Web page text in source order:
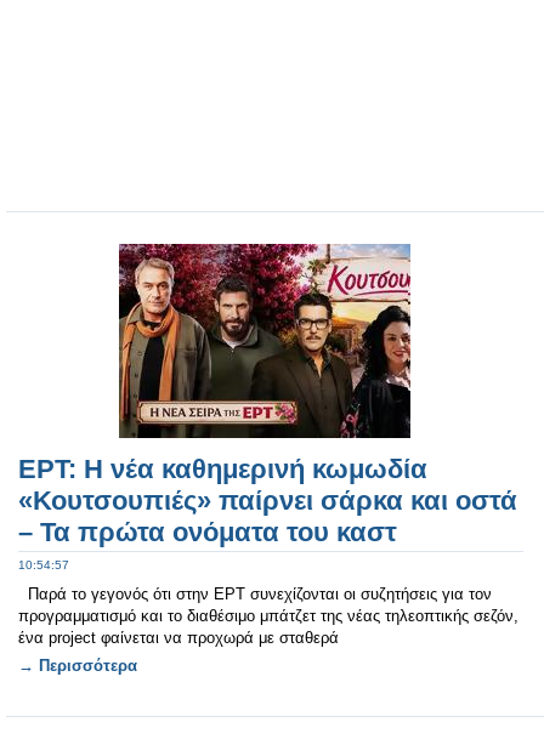
ΕΡΤ: Η νέα καθημερινή κωμωδία
«Κουτσουπιές» παίρνει σάρκα και οστά
– Τα πρώτα ονόματα του καστ
10:54:57
Παρά το γεγονός ότι στην ΕΡΤ συνεχίζονται οι συζητήσεις για τον
προγραμματισμό και το διαθέσιμο μπάτζετ της νέας τηλεοπτικής σεζόν,
ένα project φαίνεται να προχωρά με σταθερά
→ Περισσότερα